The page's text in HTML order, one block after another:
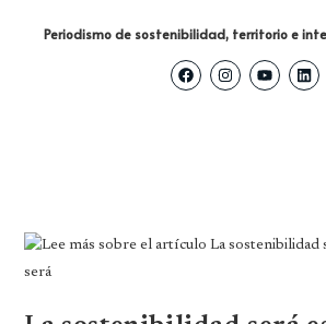
Periodismo de sostenibilidad, territorio e